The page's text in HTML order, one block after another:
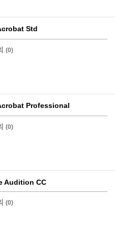
Std
(0)
Professional
(0)
Audition CC
(0)